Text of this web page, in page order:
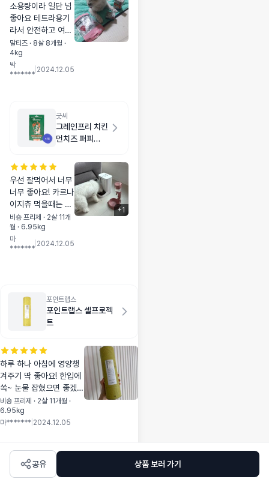
소용량이라 일단 넘
좋아요 테트라용기
라서 안전하고 여행
갈때 들고 가서 급여
하기 좋네요 터키는
벌써 먹어서 사진이
말티즈 · 8살 8개월 ·
4kg
박
*******
2024.12.05
굿씨
그레인프리 치킨
먼치즈 퍼피
우선 잘먹어서 너무
너무 좋아요! 카르나
이지츄 먹을때는 너
무 안먹어서 속상했
는데ㅎ 허겁지겁 맛
있게 잘먹어서 마음
르나랑 섞여먹어야
하나바요 사료 안먹
을땐 강추드려요-
비숑 프리제 · 2살 11개
월 · 6.95kg
마
*******
2024.12.05
+1
포인트랩스
포인트랩스 셀프로젝
트
하루 하나 아침에 영양챙
겨주기 딱 좋아요! 한입에
쏙~ 눈물 잡혔으면 좋겠네
요:) 통이 너무 고급져서
여기저기 두어도 예뻐요❣️
비숑 프리제 · 2살 11개월 ·
6.95kg
마******* 2024.12.05
공유 상품 보러 가기